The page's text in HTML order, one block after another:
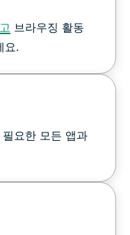
브라우징 활동
요.
요한 모든 앱과